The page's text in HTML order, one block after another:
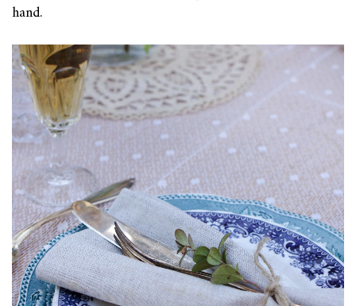
hand.